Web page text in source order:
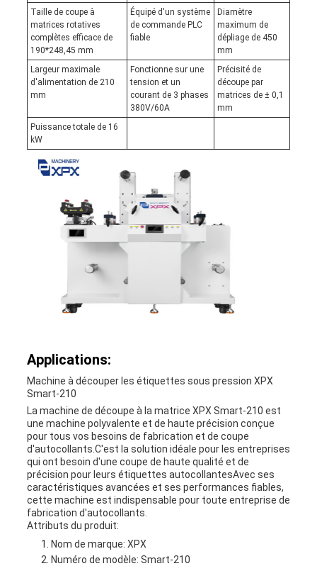
Taille de coupe à
matrices rotatives
complètes efficace de
190*248,45 mm
Équipé d'un système
de commande PLC
fiable
Diamètre
maximum de
dépliage de 450
mm
Largeur maximale
d'alimentation de 210
mm
Fonctionne sur une
tension et un
courant de 3 phases
380V/60A
Précisité de
découpe par
matrices de ± 0,1
mm
Puissance totale de 16
kW
Applications:
Machine à découper les étiquettes sous pression XPX
Smart-210
La machine de découpe à la matrice XPX Smart-210 est
une machine polyvalente et de haute précision conçue
pour tous vos besoins de fabrication et de coupe
d'autocollants.C'est la solution idéale pour les entreprises
qui ont besoin d'une coupe de haute qualité et de
précision pour leurs étiquettes autocollantesAvec ses
caractéristiques avancées et ses performances fiables,
cette machine est indispensable pour toute entreprise de
fabrication d'autocollants.
Attributs du produit:
Nom de marque: XPX
Numéro de modèle: Smart-210